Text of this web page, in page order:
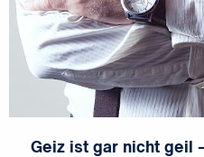
Geiz ist gar nicht geil